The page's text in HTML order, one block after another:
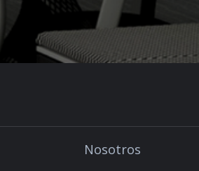
Nosotros